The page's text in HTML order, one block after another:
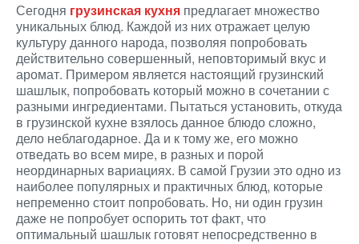
Сегодня грузинская кухня предлагает множество
уникальных блюд. Каждой из них отражает целую
культуру данного народа, позволяя попробовать
действительно совершенный, неповторимый вкус и
аромат. Примером является настоящий грузинский
шашлык, попробовать который можно в сочетании с
разными ингредиентами. Пытаться установить, откуда
в грузинской кухне взялось данное блюдо сложно,
дело неблагодарное. Да и к тому же, его можно
отведать во всем мире, в разных и порой
неординарных вариациях. В самой Грузии это одно из
наиболее популярных и практичных блюд, которые
непременно стоит попробовать. Но, ни один грузин
даже не попробует оспорить тот факт, что
оптимальный шашлык готовят непосредственно в